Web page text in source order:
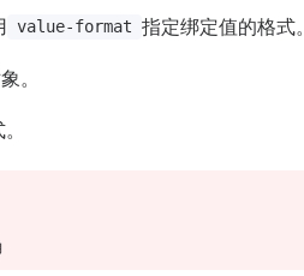
value-format 指定绑定值的格式。
。